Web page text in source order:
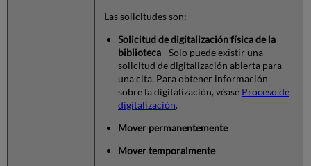
Las solicitudes son:
Solicitud de digitalización física de la
biblioteca- Solo puede existir una
solicitud de digitalización abierta para
una cita. Para obtener información
sobre la digitalización, véase Proceso de
digitalización.
Mover permanentemente
Mover temporalmente